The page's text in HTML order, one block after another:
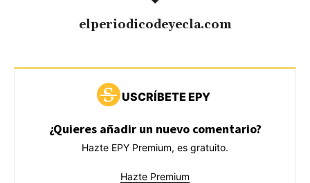
elperiodicodeyecla.com
USCRÍBETE EPY
¿Quieres añadir un nuevo comentario?
Hazte EPY Premium, es gratuito.
Hazte Premium